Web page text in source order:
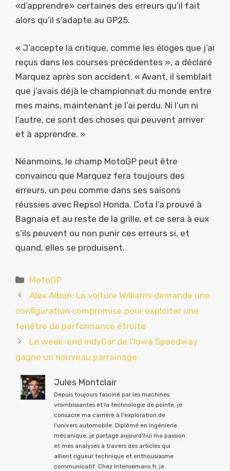
«d’apprendre» certaines des erreurs qu’il fait
alors qu’il s’adapte au GP25.
« J’accepte la critique, comme les éloges que j’ai
reçus dans les courses précédentes », a déclaré
Marquez après son accident. « Avant, il semblait
que j’avais déjà le championnat du monde entre
mes mains, maintenant je l’ai perdu. Ni l’un ni
l’autre, ce sont des choses qui peuvent arriver
et à apprendre. »
Néanmoins, le champ MotoGP peut être
convaincu que Marquez fera toujours des
erreurs, un peu comme dans ses saisons
réussies avec Repsol Honda. Cota l’a prouvé à
Bagnaia et au reste de la grille, et ce sera à eux
s’ils peuvent ou non punir ces erreurs si, et
quand, elles se produisent.
Catégories
MotoGP
Alex Albon: La voiture Williams demande une
configuration compromise pour exploiter une
fenêtre de performance étroite
Le week-end IndyCar de l’Iowa Speedway
gagne un nouveau parrainage
Jules Montclair
Depuis toujours fasciné par les machines
vrombissantes et la technologie de pointe, je
consacre ma carrière à l'exploration de
l'univers automobile. Diplômé en ingénierie
mécanique, je partage aujourd'hui ma passion
et mes analyses à travers des articles qui
allient rigueur technique et enthousiasme
communicatif. Chez Intensemans.fr, je